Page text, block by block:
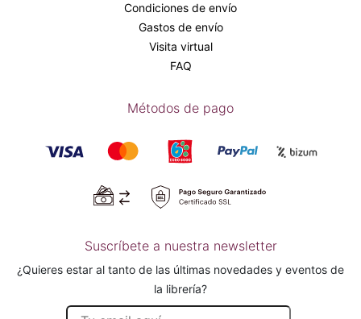
Condiciones de envío
Gastos de envío
Visita virtual
FAQ
Métodos de pago
Suscríbete a nuestra newsletter
¿Quieres estar al tanto de las últimas novedades y eventos de
la librería?